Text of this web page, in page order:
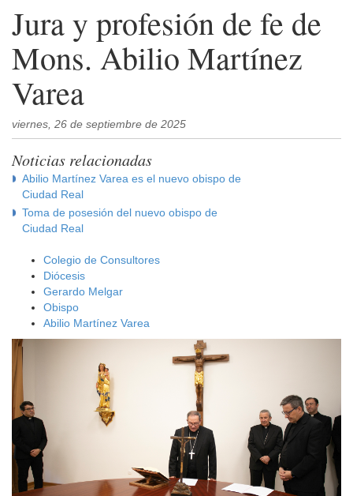
Jura y profesión de fe de
Mons. Abilio Martínez
Varea
viernes, 26 de septiembre de 2025
Noticias relacionadas
Abilio Martínez Varea es el nuevo obispo de
Ciudad Real
Toma de posesión del nuevo obispo de
Ciudad Real
Colegio de Consultores
Diócesis
Gerardo Melgar
Obispo
Abilio Martínez Varea